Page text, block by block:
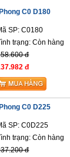
C0 D180
SP: C0180
trạng:Còn hàng
đ
đ
C0 D225
SP: C0D225
trạng:Còn hàng
đ